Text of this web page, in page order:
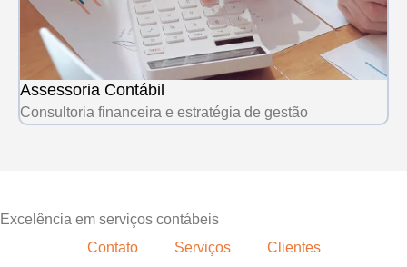
Assessoria Contábil
Consultoria financeira e estratégia de gestão
Excelência em serviços contábeis
Contato
Serviços Clientes